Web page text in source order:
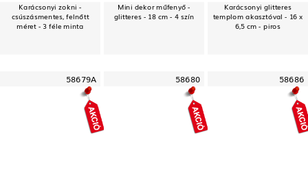
Karácsonyi zokni -
csúszásmentes, felnőtt
méret - 3 féle minta
Mini dekor műfenyő -
glitteres - 18 cm - 4 szín
Karácsonyi glitteres
templom akasztóval - 16 x
6,5 cm - piros
58679A 58680 58686